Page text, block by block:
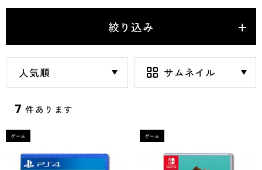
絞り込み
7 件あります